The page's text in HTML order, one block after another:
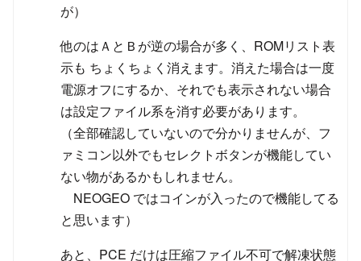
が）
他のはＡとＢが逆の場合が多く、ROMリスト表
示も ちょくちょく消えます。消えた場合は一度
電源オフにするか、それでも表示されない場合
は設定ファイル系を消す必要があります。
（全部確認していないので分かりませんが、フ
ァミコン以外でもセレクトボタンが機能してい
ない物があるかもしれません。
NEOGEO ではコインが入ったので機能してる
と思います）
あと、PCE だけは圧縮ファイル不可で解凍状態